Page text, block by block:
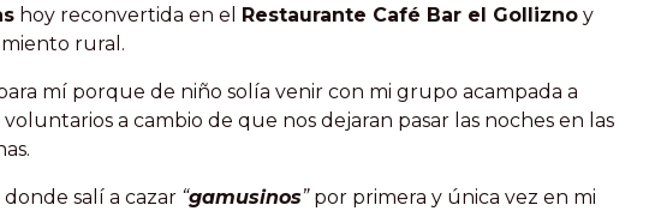
hoy reconvertida en el Restaurante Café Bar el Gollizno y
rural.
mí porque de niño solía venir con mi grupo acampada a
a cambio de que nos dejaran pasar las noches en las
salí a cazar “gamusinos” por primera y única vez en mi